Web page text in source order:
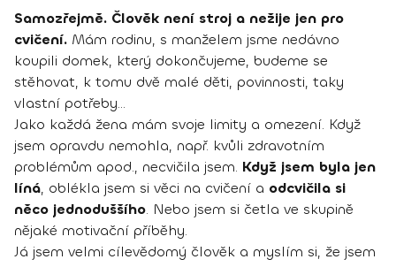
Samozřejmě. Člověk není stroj a nežije jen pro
cvičení. Mám rodinu, s manželem jsme nedávno
koupili domek, který dokončujeme, budeme se
stěhovat, k tomu dvě malé děti, povinnosti, taky
vlastní potřeby...
Jako každá žena mám svoje limity a omezení. Když
jsem opravdu nemohla, např. kvůli zdravotním
problémům apod., necvičila jsem. Když jsem byla jen
líná, oblékla jsem si věci na cvičení a odcvičila si
něco jednoduššího. Nebo jsem si četla ve skupině
nějaké motivační příběhy.
Já jsem velmi cílevědomý člověk a myslím si, že jsem